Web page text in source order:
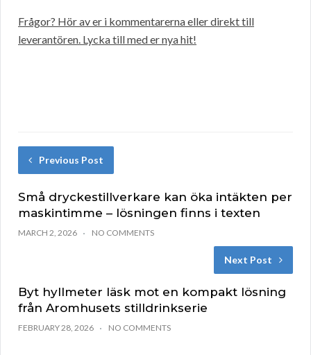
Frågor? Hör av er i kommentarerna eller direkt till
leverantören. Lycka till med er nya hit!
Previous Post
Små dryckestillverkare kan öka intäkten per
maskintimme – lösningen finns i texten
MARCH 2, 2026 NO COMMENTS
Next Post
Byt hyllmeter läsk mot en kompakt lösning
från Aromhusets stilldrinkserie
FEBRUARY 28, 2026 NO COMMENTS